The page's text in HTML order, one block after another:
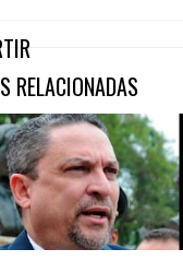
RELACIONADAS